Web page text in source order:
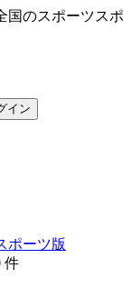
国のスポーツスポ
イン
件